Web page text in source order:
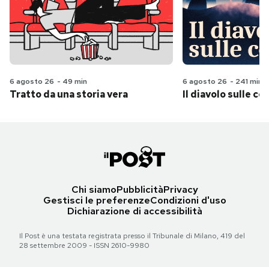
6 agosto 26 - 49 min
Tratto da una storia vera
6 agosto 26 - 241 min
Il diavolo sulle
Chi siamoPubblicitàPrivacy
Gestisci le preferenzeCondizioni d'uso
Dichiarazione di accessibilità
Il Post è una testata registrata presso il Tribunale di Milano, 419 del
28 settembre 2009 - ISSN 2610-9980